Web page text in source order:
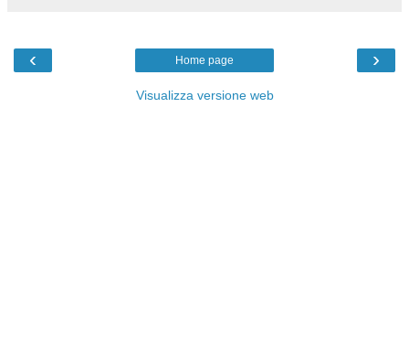
‹ ›
Home page
Visualizza versione web